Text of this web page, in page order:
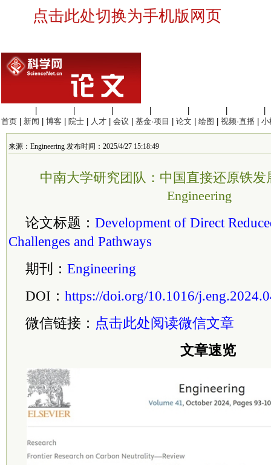
点击此处切换为手机版网页
首页
新闻 博客 院士 人才 会议 基金·项目 论文 绘图 视频·直播 小
来源：Engineering 发布时间：2025/4/27 15:18:49
中南大学研究团队：中国直接还原铁发
Engineering
论文标题： Development of Direct
Challenges and Pathways
期刊： Engineering
DOI： https://doi.org/10.1016/
微信链接： 点击此处阅读微信文章
文章速览